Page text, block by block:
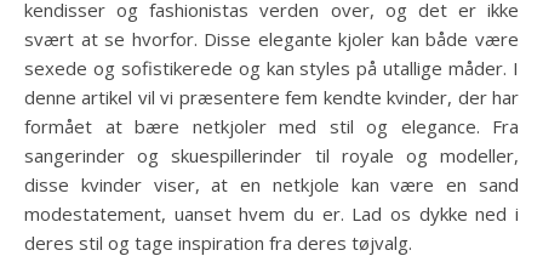
kendisser og fashionistas verden over, og det er ikke
svært at se hvorfor. Disse elegante kjoler kan både være
sexede og sofistikerede og kan styles på utallige måder. I
denne artikel vil vi præsentere fem kendte kvinder, der har
formået at bære netkjoler med stil og elegance. Fra
sangerinder og skuespillerinder til royale og modeller,
disse kvinder viser, at en netkjole kan være en sand
modestatement, uanset hvem du er. Lad os dykke ned i
deres stil og tage inspiration fra deres tøjvalg.